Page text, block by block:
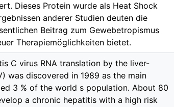
Dieses Protein wurde als Heat Shock
anderer Studien deuten die
Beitrag zum Gewebetropismus
Therapiemöglichkeiten bietet.
C virus RNA translation by the liver-
was discovered in 1989 as the main
3 % of the world s population. About 80
a chronic hepatitis with a high risk